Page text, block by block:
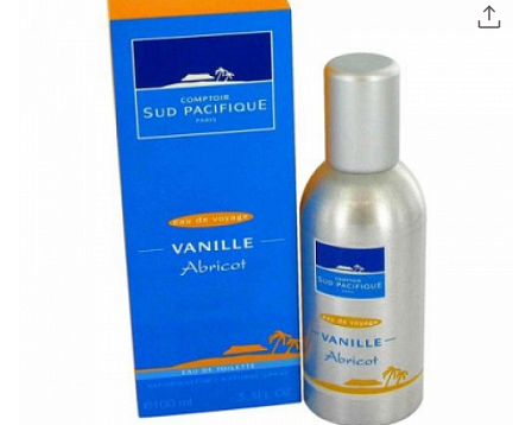
Скопировать
Telegram
WhatsApp
Viber
ВКонтакте
Одноклассники